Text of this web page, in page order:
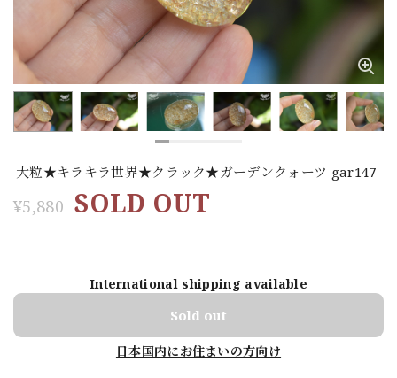
大粒★キラキラ世界★クラック★ガーデンクォーツ gar147
¥5,880 SOLD OUT
International shipping available
Sold out
日本国内にお住まいの方向け